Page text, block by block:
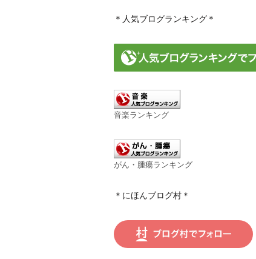
＊人気ブログランキング＊
音楽ランキング
がん・腫瘍ランキング
＊にほんブログ村＊